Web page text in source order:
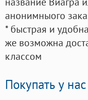
анонимныого
* быстрая и
же возможна
классом
Покупать у